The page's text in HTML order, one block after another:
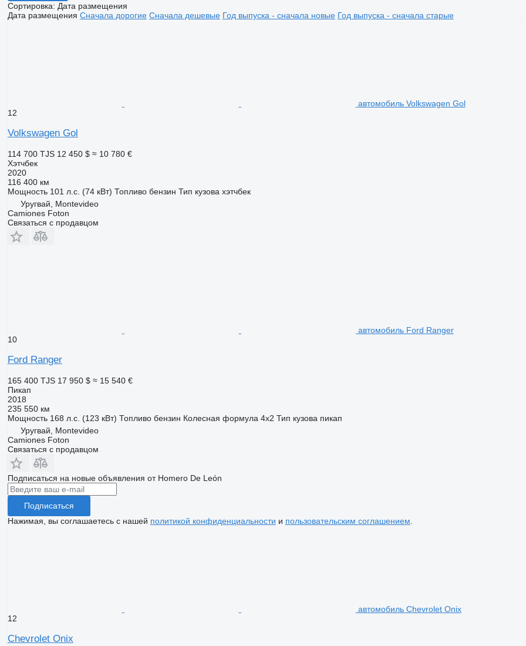
Сортировка: Дата размещения
Дата размещения Сначала дорогие Сначала дешевые Год выпуска - сначала новые Год выпуска - сначала старые
автомобиль Volkswagen Gol
12
Volkswagen Gol
114 700 TJS 12 450 $ ≈ 10 780 €
Хэтчбек
2020
116 400 км
Мощность 101 л.с. (74 кВт) Топливо бензин Тип кузова хэтчбек
Уругвай, Montevideo
Camiones Foton
Связаться с продавцом
автомобиль Ford Ranger
10
Ford Ranger
165 400 TJS 17 950 $ ≈ 15 540 €
Пикап
2018
235 550 км
Мощность 168 л.с. (123 кВт) Топливо бензин Колесная формула 4x2 Тип кузова пикап
Уругвай, Montevideo
Camiones Foton
Связаться с продавцом
Подписаться на новые объявления от Homero De León
Подписаться
Нажимая, вы соглашаетесь с нашей политикой конфиденциальности и пользовательским соглашением
автомобиль Chevrolet Onix
12
Chevrolet Onix